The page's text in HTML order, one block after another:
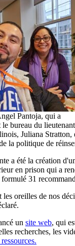
Pantoja, qui a
bureau du
Juliana Stratton,
la politique de
a été la création
en prison qui a
31
oreilles de nos
un site web, qui
recherches, les